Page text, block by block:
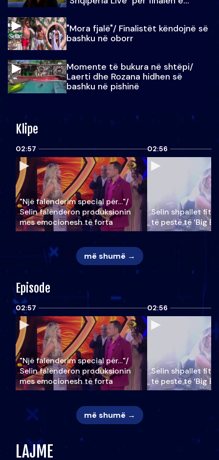
"Mora fjalë"/ Finalistët këndojnë së
bashku në oborr
Momente të bukura në shtëpi/
Laerti dhe Rozana hidhen së
bashku në pishinë
Klipe
02:57
"Një falenderim special për…"/
Selin falënderon produksionin
mes emocionesh të forta
02:56
Selin shpallet
të pestë të ‘Big
më shumë →
Episode
02:57
"Një falenderim special për…"/
Selin falënderon produksionin
mes emocionesh të forta
02:56
Selin shpallet
të pestë të ‘Big
më shumë →
LAJME